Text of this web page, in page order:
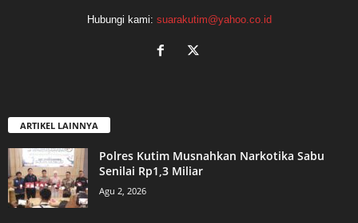
Hubungi kami: suarakutim@yahoo.co.id
ARTIKEL LAINNYA
Polres Kutim Musnahkan Narkotika Sabu
Senilai Rp1,3 Miliar
Agu 2, 2026